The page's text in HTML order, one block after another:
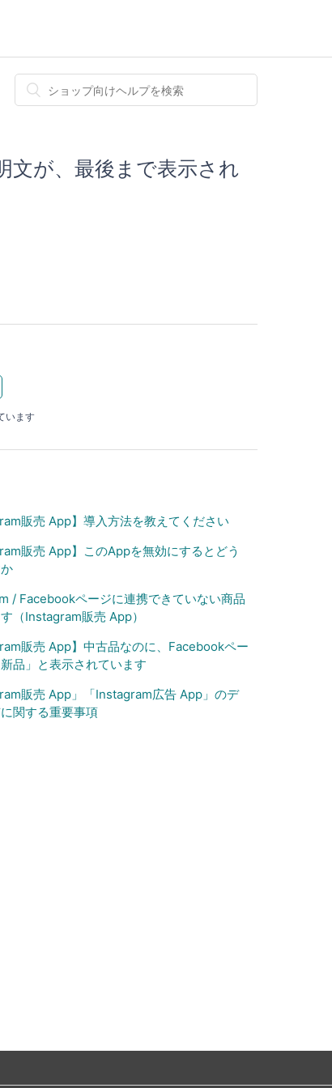
文が、最後まで表示され
います
販売 App】導入方法を教えてください
販売 App】このAppを無効にするとどう
/ Facebookページに連携できていない商品
（Instagram販売 App）
販売 App】中古品なのに、Facebookペー
品」と表示されています
販売 App」「Instagram広告 App」のデ
関する重要事項